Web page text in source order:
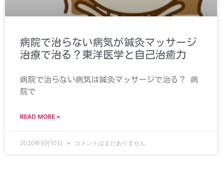
病院で治らない病気が鍼灸マッサージ
治療で治る？東洋医学と自己治癒力
病院で治らない病気は鍼灸マッサージで治る？ 病
院で
READ MORE »
2020年9月10日 コメントはまだありません